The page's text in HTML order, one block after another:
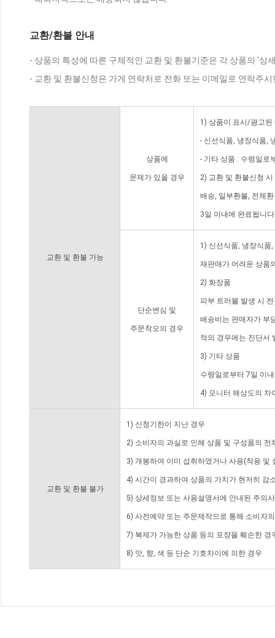
교환/환불 안내
- 상품의 특성에 따른 구체적인 교환 및 환불기준은 각 상품의 '상
- 교환 및 환불신청은 가게 연락처로 전화 또는 이메일로 연락주
교환 및 환불 가능
상품에
문제가 있을 경우
1) 상품이 표시/광고된
- 신선식품, 냉장식품,
- 기타 상품 : 수령일로
2) 교환 및 환불신청
배송, 일부환불, 전체
3일 이내에 완료됩니
단순변심 및
주문착오의 경우
1) 신선식품, 냉장식품
재판매가 어려운 상품
2) 화장품
피부 트러블 발생 시
배송비는 판매자가 부
적의 경우에는 진단서
3) 기타 상품
수령일로부터 7일 이
4) 모니터 해상도의 차
교환 및 환불 불가
1) 신청기한이 지난 경우
2) 소비자의 과실로 인해 상품 및 구성품의
3) 개봉하여 이미 섭취하였거나 사용(착용 및
4) 시간이 경과하여 상품의 가치가 현저히 감
5) 상세정보 또는 사용설명서에 안내된 주의
6) 사전예약 또는 주문제작으로 통해 소비자
7) 복제가 가능한 상품 등의 포장을 훼손한 경
8) 맛, 향, 색 등 단순 기호차이에 의한 경우